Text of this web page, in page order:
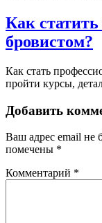
Как
бровистом?
Как стать
пройти курсы,
Добавить
Ваш адрес email не
помечены *
Комментарий *